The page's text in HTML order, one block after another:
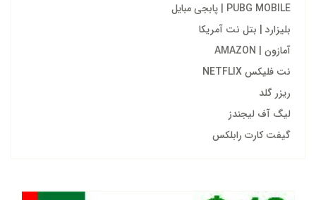
PUBG MOBILE | پابجی مبایل
بلیزارد | بتل نت آمریکا
آمازون | AMAZON
نت فلیکس NETFLIX
ریزر گلد
لیگ آف لیجندز
گیفت کارت رابلکس